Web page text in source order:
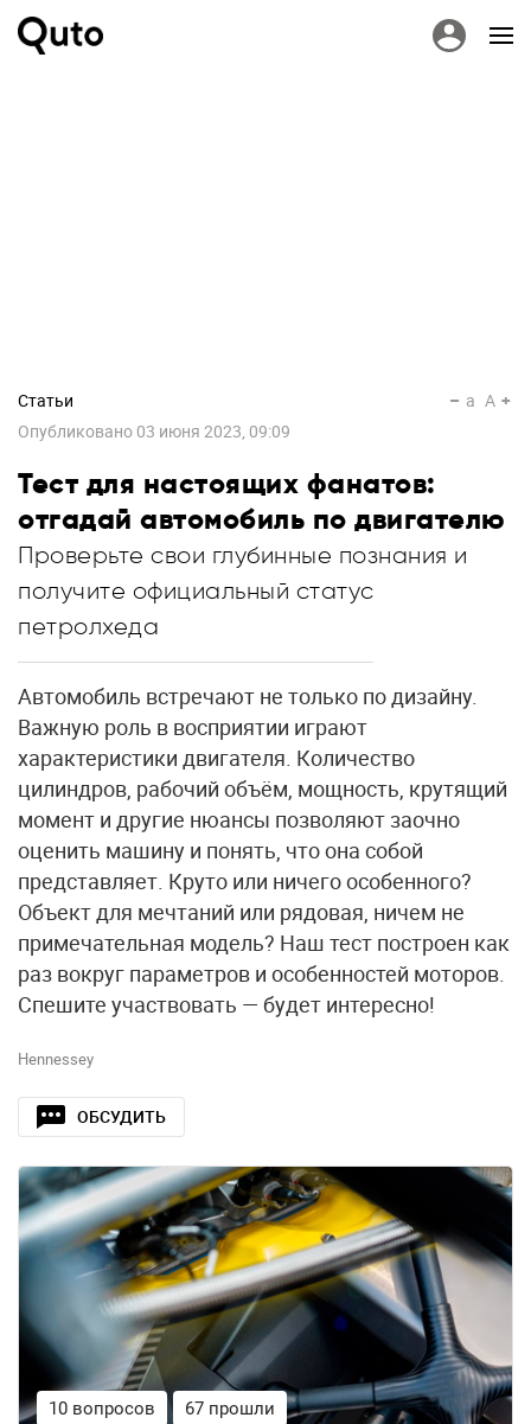
Статьи
Опубликовано 03 июня 2023, 09:09
a A
Тест для настоящих фанатов:
отгадай автомобиль по двигателю
Проверьте свои глубинные познания и
получите официальный статус
петролхеда
Автомобиль встречают не только по дизайну.
Важную роль в восприятии играют
характеристики двигателя. Количество
цилиндров, рабочий объём, мощность, крутящий
момент и другие нюансы позволяют заочно
оценить машину и понять, что она собой
представляет. Круто или ничего особенного?
Объект для мечтаний или рядовая, ничем не
примечательная модель? Наш тест построен как
раз вокруг параметров и особенностей моторов.
Спешите участвовать — будет интересно!
Hennessey
ОБСУДИТЬ